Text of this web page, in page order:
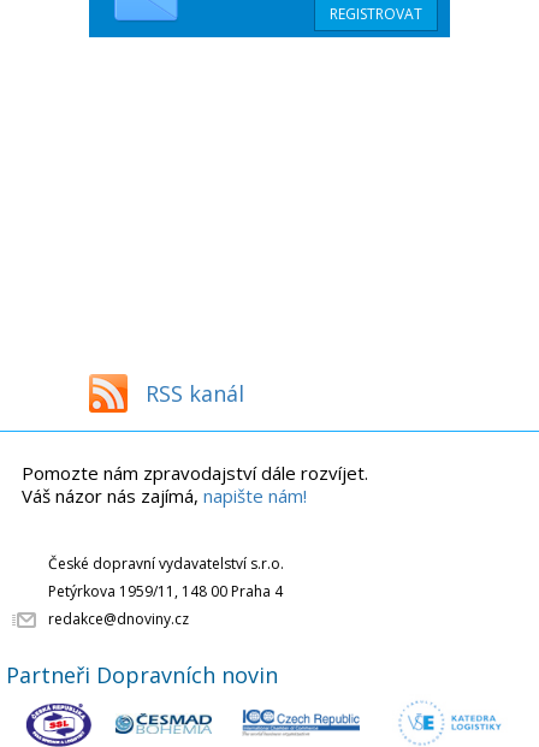
RSS kanál
Pomozte nám zpravodajství dále rozvíjet.
Váš názor nás zajímá, napište nám!
České dopravní vydavatelství s.r.o.
Petýrkova 1959/11, 148 00 Praha 4
redakce@dnoviny.cz
Partneři Dopravních novin